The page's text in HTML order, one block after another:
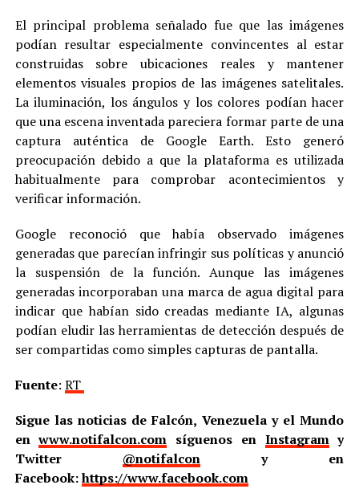
El principal problema señalado fue que las imágenes
podían resultar especialmente convincentes al estar
construidas sobre ubicaciones reales y mantener
elementos visuales propios de las imágenes satelitales.
La iluminación, los ángulos y los colores podían hacer
que una escena inventada pareciera formar parte de una
captura auténtica de Google Earth. Esto generó
preocupación debido a que la plataforma es utilizada
habitualmente para comprobar acontecimientos y
verificar información.
Google reconoció que había observado imágenes
generadas que parecían infringir sus políticas y anunció
la suspensión de la función. Aunque las imágenes
generadas incorporaban una marca de agua digital para
indicar que habían sido creadas mediante IA, algunas
podían eludir las herramientas de detección después de
ser compartidas como simples capturas de pantalla.
Fuente: RT
Sigue las noticias de Falcón, Venezuela y el Mundo
enwww.notifalcon.com síguenos en Instagramy
Twitter @notifalcony en
Facebook:https://www.facebook.com